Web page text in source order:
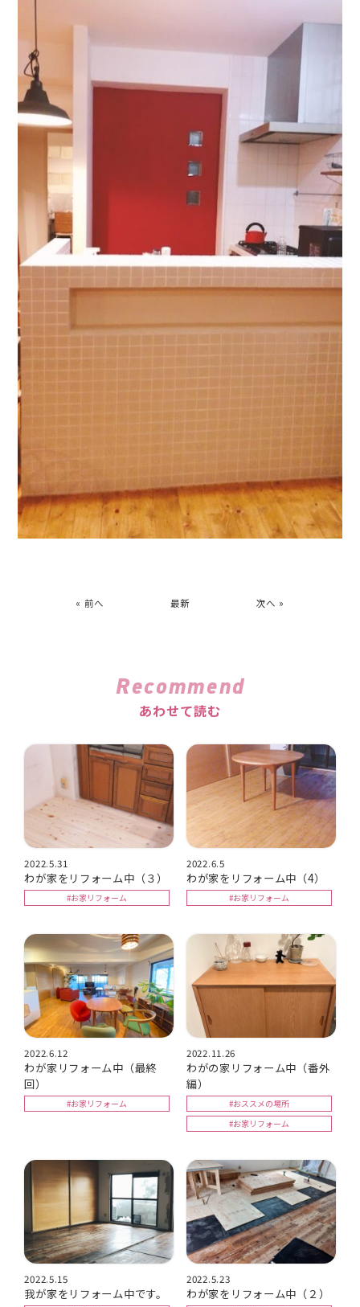
« 前へ 最新 次へ »
Recommend
あわせて読む
2022.5.31
わが家をリフォーム中（３）
#お家リフォーム
2022.6.5
わが家をリフォーム中（4）
#お家リフォーム
2022.6.12
わが家リフォーム中（最終
回）
#お家リフォーム
2022.11.26
わがの家リフォーム中（番外
編）
#おススメの場所
#お家リフォーム
2022.5.15
我が家をリフォーム中です。
2022.5.23
わが家をリフォーム中（２）